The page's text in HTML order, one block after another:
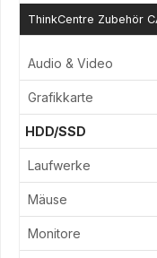
ThinkCentre Zubehör
Audio & Video
Grafikkarte
HDD/SSD
Laufwerke
Mäuse
Monitore